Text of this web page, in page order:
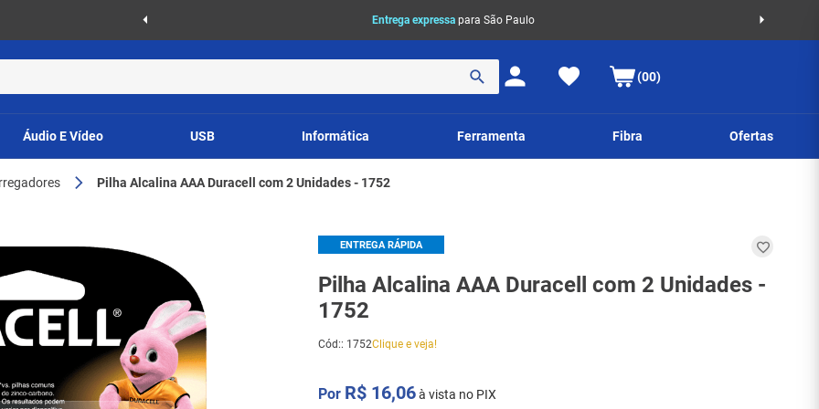
Entrega expressa para São Paulo
(00)
Áudio E Vídeo USB Informática Ferramenta Fibra Ofertas
Pilha Alcalina AAA Duracell com 2 Unidades - 1752
ENTREGA RÁPIDA
Pilha Alcalina AAA Duracell com 2 Unidades -
1752
Cód:: 1752Clique e veja!
R$ 16,06à vista no PIX